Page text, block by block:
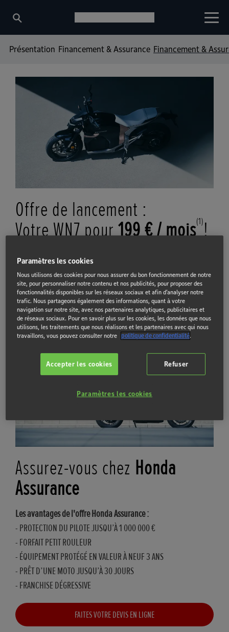
Présentation Financement & Assurance Financement &
Offre de lancement :
Votre WN7 pour199 € / mois(1)!
1 710€ D'APPORT , DURÉE 37 MOIS.
RÉSERVEZ VOTRE ESSAI
Assurez-vous chez Honda
Assurance
Les avantages de l'offre Honda Assurance :
- PROTECTION DU PILOTE JUSQU’À 1 000 000 €
- FORFAIT PETIT ROULEUR
- ÉQUIPEMENT PROTÉGÉ EN VALEUR À NEUF 3 ANS
- PRÊT D’UNE MOTO JUSQU’À 30 JOURS
- FRANCHISE DÉGRESSIVE
FAITES VOTRE DEVIS EN LIGNE
Paramètres les cookies
Nous utilisons des cookies pour nous assurer du bon fonctionnement de notre
site, pour personnaliser notre contenu et nos publicités, pour proposer des
fonctionnalités disponibles sur les réseaux sociaux et afin d’analyser notre
trafic. Nous partageons également des informations, quant à votre
navigation sur notre site, avec nos partenaires analytiques, publicitaires et
de réseaux sociaux. Pour en savoir plus sur les cookies, les données que nous
utilisons, les traitements que nous réalisons et les partenaires avec qui nous
travaillons, vous pouvez consulter notre politique de confidentialité.
Refuser
Accepter les cookies
Paramètres les cookies